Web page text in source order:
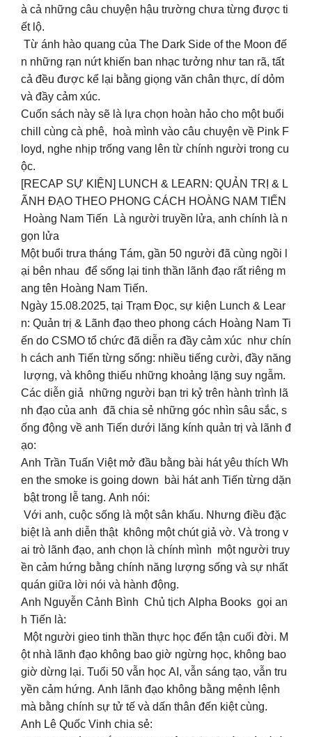
à cả những câu chuyện hậu trường chưa từng được ti
ết lộ.
Từ ánh hào quang của The Dark Side of the Moon đế
n những rạn nứt khiến ban nhạc tưởng như tan rã, tất
cả đều được kể lại bằng giọng văn chân thực, dí dỏm
và đầy cảm xúc.
Cuốn sách này sẽ là lựa chọn hoàn hảo cho một buổi
chill cùng cà phê, hoà mình vào câu chuyện về Pink F
loyd, nghe nhịp trống vang lên từ chính người trong cu
ộc.
[RECAP SỰ KIỆN] LUNCH & LEARN: QUẢN TRỊ & L
ÃNH ĐẠO THEO PHONG CÁCH HOÀNG NAM TIẾN
Hoàng Nam Tiến Là người truyền lửa, anh chính là n
gọn lửa
Một buổi trưa tháng Tám, gần 50 người đã cùng ngồi l
ại bên nhau để sống lại tinh thần lãnh đạo rất riêng m
ang tên Hoàng Nam Tiến.
Ngày 15.08.2025, tại Trạm Đọc, sự kiện Lunch & Lear
n: Quản trị & Lãnh đạo theo phong cách Hoàng Nam Ti
ến do CSMO tổ chức đã diễn ra đầy cảm xúc như chín
h cách anh Tiến từng sống: nhiều tiếng cười, đầy năng
lượng, và không thiếu những khoảng lặng suy ngẫm.
Các diễn giả những người bạn tri kỷ trên hành trình lã
nh đạo của anh đã chia sẻ những góc nhìn sâu sắc, s
ống động về anh Tiến dưới lăng kính quản trị và lãnh đ
ạo:
Anh Trần Tuấn Việt mở đầu bằng bài hát yêu thích Wh
en the smoke is going down bài hát anh Tiến từng dặn
bật trong lễ tang. Anh nói:
Với anh, cuộc sống là một sân khấu. Nhưng điều đặc
biệt là anh diễn thật không một chút giả vờ. Và trong v
ai trò lãnh đạo, anh chọn là chính mình một người truy
ền cảm hứng bằng chính năng lượng sống và sự nhất
quán giữa lời nói và hành động.
Anh Nguyễn Cảnh Bình Chủ tịch Alpha Books gọi an
h Tiến là:
Một người gieo tinh thần thực học đến tận cuối đời. M
ột nhà lãnh đạo không bao giờ ngừng học, không bao
giờ dừng lại. Tuổi 50 vẫn học AI, vẫn sáng tạo, vẫn tru
yền cảm hứng. Anh lãnh đạo không bằng mệnh lệnh
mà bằng chính sự tử tế và dấn thân đến kiệt cùng.
Anh Lê Quốc Vinh chia sẻ: